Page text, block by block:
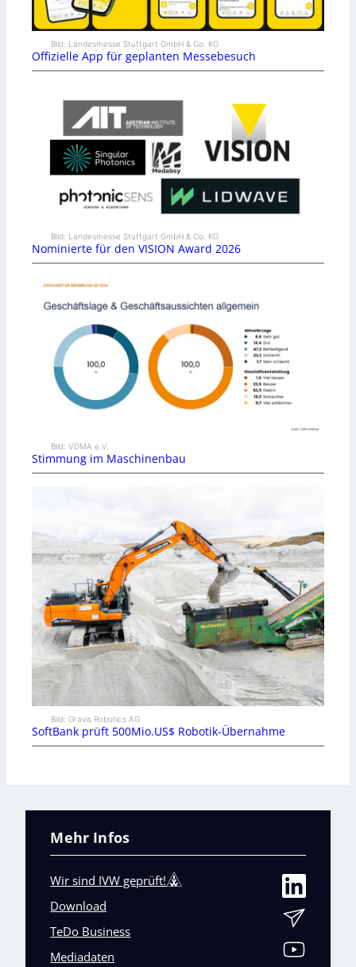
Bild: Landesmesse Stuttgart GmbH & Co. KG
Offizielle App für geplanten Messebesuch
Bild: Landesmesse Stuttgart GmbH & Co. KG
Nominierte für den VISION Award 2026
Bild: VDMA e.V.
Stimmung im Maschinenbau
Bild: Gravis Robotics AG
SoftBank prüft 500Mio.US$ Robotik-Übernahme
Mehr Infos
Wir sind IVW geprüft!
Download
TeDo Business
Mediadaten